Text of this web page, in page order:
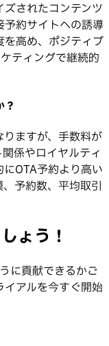
されたコンテンツ
約サイトへの誘導
を高め、ポジティブ
ティングで継続的
ますが、手数料が
係やロイヤルティ
OTA予約より高い
予約数、平均取引
ょう！
に貢献できるかご
アルを今すぐ開始